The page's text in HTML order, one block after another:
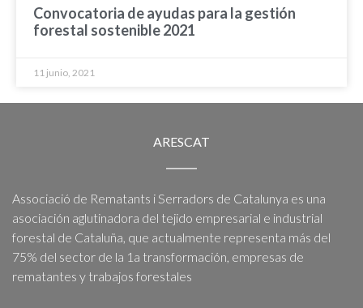
Convocatoria de ayudas para la gestión
forestal sostenible 2021
11 junio, 2021
ARESCAT
Associació de Rematants i Serradors de Catalunya es una
asociación aglutinadora del tejido empresarial e industrial
forestal de Cataluña, que actualmente representa más del
75% del sector de la 1a transformación, empresas de
rematantes y trabajos forestales